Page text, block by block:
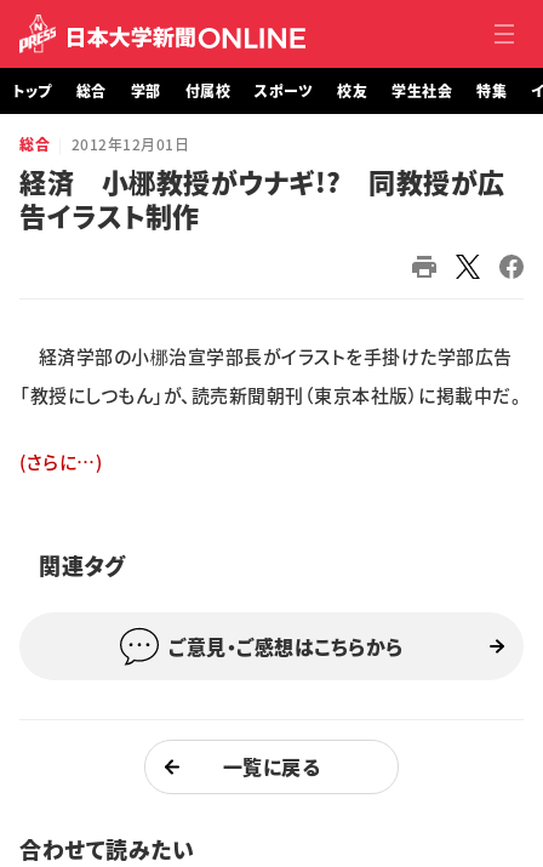
トップ
総合
スポーツ
校友
特集・企画
学生記者募集 お問い合わせ
トップ 総合 学部 付属校 スポーツ 校友 学生社会 特集
総合 2012年12月01日
経済 小梛教授がウナギ!? 同教授が広
告イラスト制作
経済学部の小梛治宣学部長がイラストを手掛けた学部広告
「教授にしつもん」が、読売新聞朝刊（東京本社版）に掲載中だ。
(さらに…)
関連タグ
ご意見・ご感想はこちらから
一覧に戻る
合わせて読みたい